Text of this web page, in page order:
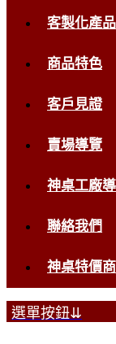
客製化產品
商品特色
客戶見證
賣場導覽
神桌工廠
聯絡我們
神桌特價
選單按鈕⇊